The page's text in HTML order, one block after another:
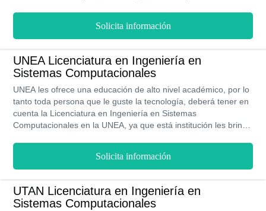
online por lo cual, podrás estudiarla con administración de tu
propio horario y sin tener que asistir diariamente a la
universidad.
Solicita información
UNEA Licenciatura en Ingeniería en
Sistemas Computacionales
UNEA les ofrece una educación de alto nivel académico, por lo
tanto toda persona que le guste la tecnología, deberá tener en
cuenta la Licenciatura en Ingeniería en Sistemas
Computacionales en la UNEA, ya que está institución les brinda
Solicita información
UTAN Licenciatura en Ingeniería en
Sistemas Computacionales